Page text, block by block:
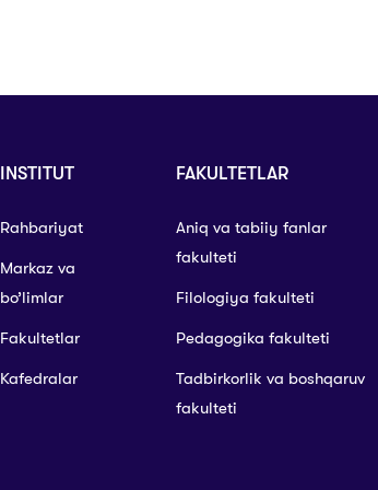
INSTITUT
Rahbariyat
Markaz va
bo’limlar
Fakultetlar
Kafedralar
FAKULTETLAR
Aniq va tabiiy fanlar
fakulteti
Filologiya fakulteti
Pedagogika fakulteti
Tadbirkorlik va boshqaruv
fakulteti